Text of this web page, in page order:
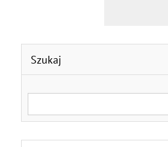
Szukaj